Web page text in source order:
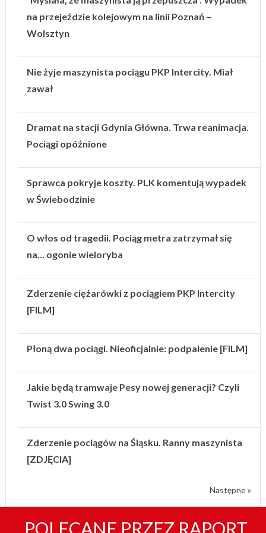
na przejeździe kolejowym na linii Poznań –
Wolsztyn
Nie żyje maszynista pociągu PKP Intercity. Miał
zawał
Dramat na stacji Gdynia Główna. Trwa reanimacja.
Pociągi opóźnione
Sprawca pokryje koszty. PLK komentują wypadek
w Świebodzinie
O włos od tragedii. Pociąg metra zatrzymał się
na… ogonie wieloryba
Zderzenie ciężarówki z pociągiem PKP Intercity
[FILM]
Płoną dwa pociągi. Nieoficjalnie: podpalenie [FILM]
Jakie będą tramwaje Pesy nowej generacji? Czyli
Twist 3.0 Swing 3.0
Zderzenie pociągów na Śląsku. Ranny maszynista
[ZDJĘCIA]
Następne »
POLECANE PRZEZ RAPORT